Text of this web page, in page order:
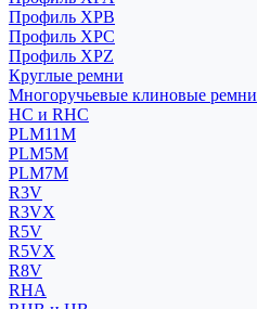
Профиль XPB
Профиль XPC
Профиль XPZ
Круглые ремни
Многоручьевые клиновые ремни
HC и RHC
PLM11M
PLM5M
PLM7M
R3V
R3VX
R5V
R5VX
R8V
RHA